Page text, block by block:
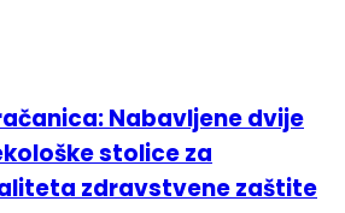
Nabavljene dvije
stolice za
zdravstvene zaštite